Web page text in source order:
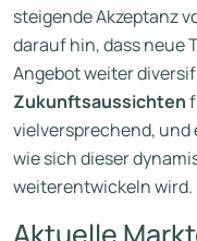
steigende Akzeptanz
darauf hin, dass neue
Angebot weiter
Zukunftsaussichten
vielversprechend, und
wie sich dieser
weiterentwickeln wird.